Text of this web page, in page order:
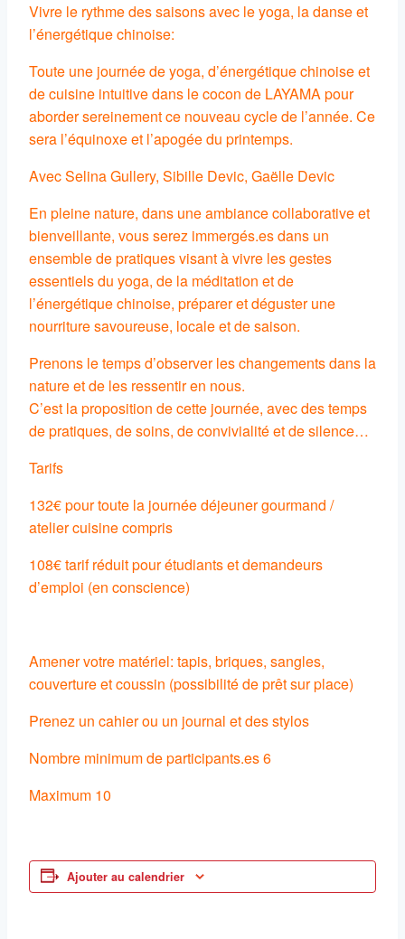
Vivre le rythme des saisons avec le yoga, la danse et
l’énergétique chinoise:
Toute une journée de yoga, d’énergétique chinoise et
de cuisine intuitive dans le cocon de LAYAMA pour
aborder sereinement ce nouveau cycle de l’année. Ce
sera l’équinoxe et l’apogée du printemps.
Avec Selina Gullery, Sibille Devic, Gaëlle Devic
En pleine nature, dans une ambiance collaborative et
bienveillante, vous serez immergés.es dans un
ensemble de pratiques visant à vivre les gestes
essentiels du yoga, de la méditation et de
l’énergétique chinoise, préparer et déguster une
nourriture savoureuse, locale et de saison.
Prenons le temps d’observer les changements dans la
nature et de les ressentir en nous.
C’est la proposition de cette journée, avec des temps
de pratiques, de soins, de convivialité et de silence…
Tarifs
132€ pour toute la journée déjeuner gourmand /
atelier cuisine compris
108€ tarif réduit pour étudiants et demandeurs
d’emploi (en conscience)
Amener votre matériel: tapis, briques, sangles,
couverture et coussin (possibilité de prêt sur place)
Prenez un cahier ou un journal et des stylos
Nombre minimum de participants.es 6
Maximum 10
Ajouter au calendrier